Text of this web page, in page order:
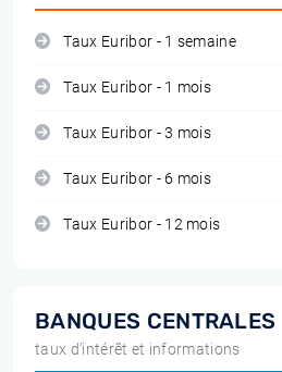
Taux Euribor - 1 semaine
Taux Euribor - 1 mois
Taux Euribor - 3 mois
Taux Euribor - 6 mois
Taux Euribor - 12 mois
BANQUES CENTRALES
taux d'intérêt et informations